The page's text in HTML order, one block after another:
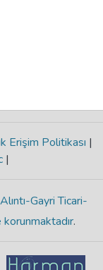
Erişim Politikası |
|
Gayri Ticari-
.